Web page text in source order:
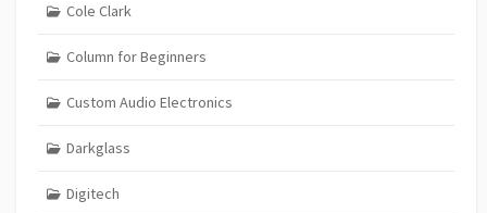
Cole Clark
Column for Beginners
Custom Audio Electronics
Darkglass
Digitech